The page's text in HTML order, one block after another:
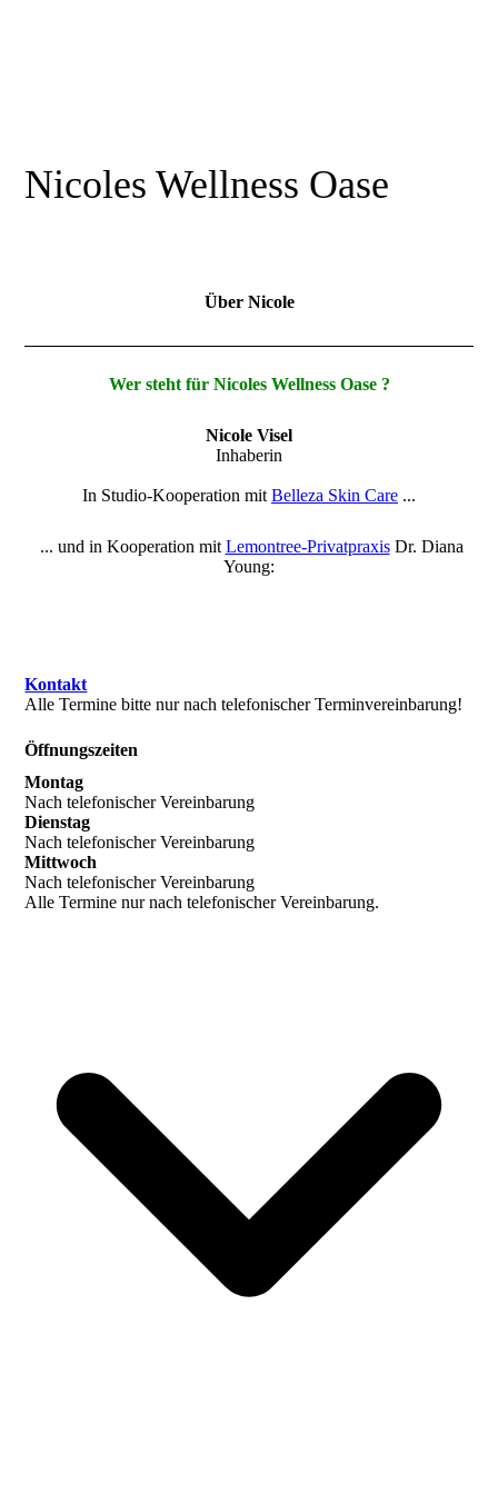
Nicoles Wellness Oase
Über Nicole
Wer steht für Nicoles Wellness Oase ?
Nicole Visel
Inhaberin
In Studio-Kooperation mit Belleza Skin Care ...
... und in Kooperation mit Lemontree-PrivatpraxisDr. Diana
Young:
Kontakt
Alle Termine bitte nur nach telefonischer Terminvereinbarung!
Öffnungszeiten
Montag
Nach telefonischer Vereinbarung
Dienstag
Nach telefonischer Vereinbarung
Mittwoch
Nach telefonischer Vereinbarung
Alle Termine nur nach telefonischer Vereinbarung.